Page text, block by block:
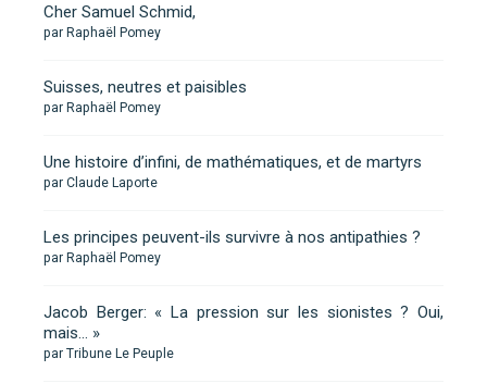
Cher Samuel Schmid,
par Raphaël Pomey
Suisses, neutres et paisibles
par Raphaël Pomey
Une histoire d’infini, de mathématiques, et de martyrs
par Claude Laporte
Les principes peuvent-ils survivre à nos antipathies ?
par Raphaël Pomey
Jacob Berger: « La pression sur les sionistes ? Oui,
mais… »
par Tribune Le Peuple